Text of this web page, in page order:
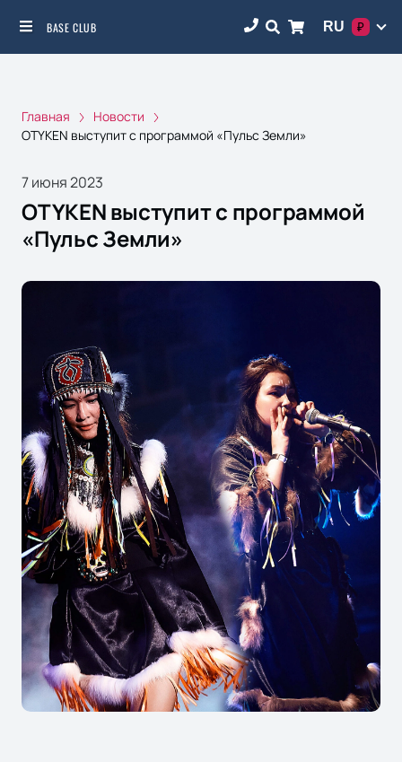
BASE CLUB RU ₽
Главная
Новости
OTYKEN выступит с программой «Пульс Земли»
7 июня 2023
OTYKEN выступит с программой
«Пульс Земли»